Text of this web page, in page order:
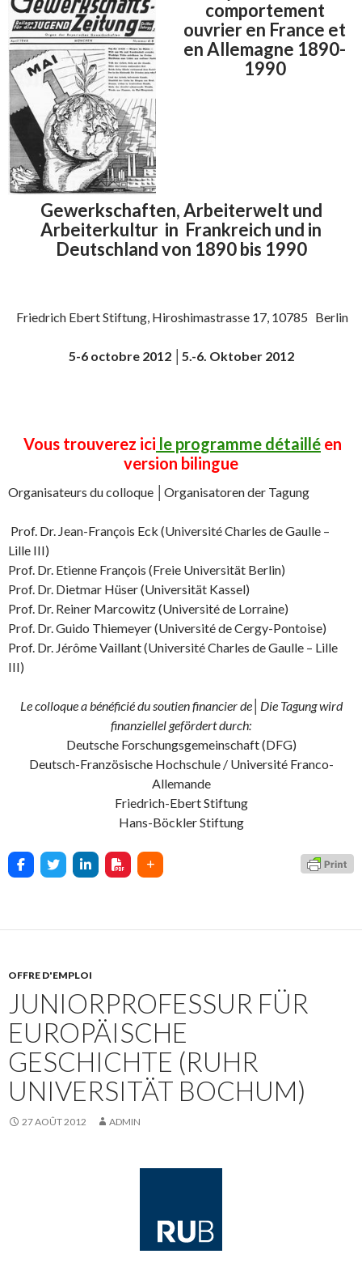
comportement
ouvrier en France et
en Allemagne 1890-
1990
Gewerkschaften, Arbeiterwelt und
Arbeiterkultur in Frankreich und in
Deutschland von 1890 bis 1990
Friedrich Ebert Stiftung, Hiroshimastrasse 17, 10785 Berlin
5-6 octobre 2012 │5.-6. Oktober 2012
Vous trouverez ici le programme détaillé en
version bilingue
Organisateurs du colloque │Organisatoren der Tagung
Prof. Dr. Jean-François Eck (Université Charles de Gaulle –
Lille III)
Prof. Dr. Etienne François (Freie Universität Berlin)
Prof. Dr. Dietmar Hüser (Universität Kassel)
Prof. Dr. Reiner Marcowitz (Université de Lorraine)
Prof. Dr. Guido Thiemeyer (Université de Cergy-Pontoise)
Prof. Dr. Jérôme Vaillant (Université Charles de Gaulle – Lille
III)
Le colloque a bénéficié du soutien financier de│Die Tagung wird
finanziellel gefördert durch:
Deutsche Forschungsgemeinschaft (DFG)
Deutsch-Französische Hochschule / Université Franco-
Allemande
Friedrich-Ebert Stiftung
Hans-Böckler Stiftung
OFFRE D'EMPLOI
JUNIORPROFESSUR FÜR
EUROPÄISCHE
GESCHICHTE (RUHR
UNIVERSITÄT BOCHUM)
27 AOÛT 2012 ADMIN